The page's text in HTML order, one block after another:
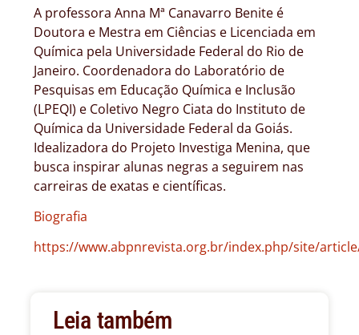
A professora Anna Mª Canavarro Benite é
Doutora e Mestra em Ciências e Licenciada em
Química pela Universidade Federal do Rio de
Janeiro. Coordenadora do Laboratório de
Pesquisas em Educação Química e Inclusão
(LPEQI) e Coletivo Negro Ciata do Instituto de
Química da Universidade Federal da Goiás.
Idealizadora do Projeto Investiga Menina, que
busca inspirar alunas negras a seguirem nas
carreiras de exatas e científicas.
Biografia
https://www.abpnrevista.org.br/index.php/site/
Leia também